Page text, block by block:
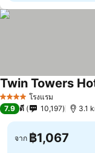
4 ดาว โรงแรม
Twin Towers
7.9 ดี 10,197 3.1
จาก ฿1,067